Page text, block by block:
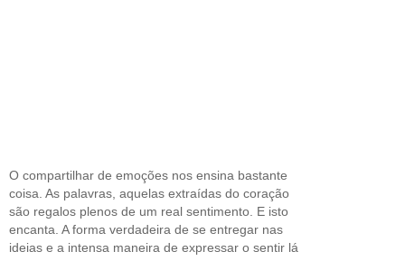
O compartilhar de emoções nos ensina bastante
coisa. As palavras, aquelas extraídas do coração
são regalos plenos de um real sentimento. E isto
encanta. A forma verdadeira de se entregar nas
ideias e a intensa maneira de expressar o sentir lá